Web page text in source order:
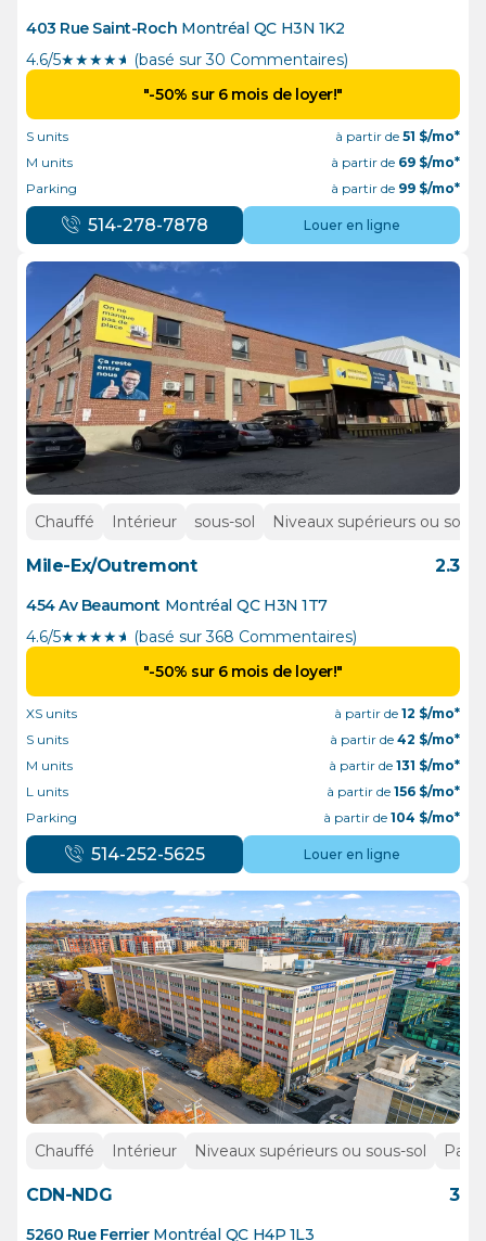
403 Rue Saint-Roch Montréal QC H3N 1K2
4.6/5★★★★½ (basé sur 30 Commentaires)
"-50% sur 6 mois de loyer!"
S units à partir de 51 $/mo*
M units
à partir de 69 $/mo*
Parking
à partir de 99 $/mo*
514-278-7878 Louer en ligne
Chauffé Intérieur sous-sol Niveaux supérieurs ou
Mile-Ex/Outremont 2.3
454 Av Beaumont Montréal QC H3N 1T7
4.6/5★★★★½ (basé sur 368 Commentaires)
"-50% sur 6 mois de loyer!"
XS units à partir de 12 $/mo*
S units
à partir de 42 $/mo*
M units
à partir de 131 $/mo*
L units
à partir de 156 $/mo*
Parking
à partir de 104 $/mo*
514-252-5625 Louer en ligne
Chauffé Intérieur Niveaux supérieurs ou sous-sol
CDN-NDG 3
5260 Rue Ferrier Montréal QC H4P 1L3